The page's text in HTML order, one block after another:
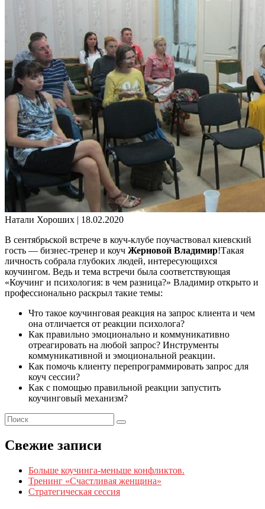
Натали Хороших | 18.02.2020
В сентябрьской встрече в коуч-клубе поучаствовал киевский
гость — бизнес-тренер и коуч Жерновой Владимир!Такая
личность собрала глубоких людей, интересующихся
коучингом. Ведь и тема встречи была соответствующая
«Коучинг и психология: в чем разница?» Владимир открыто и
профессионально раскрыл такие темы:
Что такое коучинговая реакция на запрос клиента и чем
она отличается от реакции психолога?
Как правильно эмоционально и коммуникативно
отреагировать на любой запрос? Инструменты
коммуникативной и эмоциональной реакции.
Как помочь клиенту перепрограммировать запрос для
коуч сессии?
Как с помощью правильной реакции запустить
коучинговый механизм?
Свежие записи
Больше коучинга-меньше конфликтов.
Тренинг «Счастливая женщина»
Стратегическая сессия